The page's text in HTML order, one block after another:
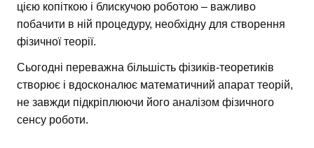
цією копіткою і блискучою роботою – важливо
побачити в ній процедуру, необхідну для створення
фізичної теорії.
Сьогодні переважна більшість фізиків-теоретиків
створює і вдосконалює математичний апарат теорій,
не завжди підкріплюючи його аналізом фізичного
сенсу роботи.